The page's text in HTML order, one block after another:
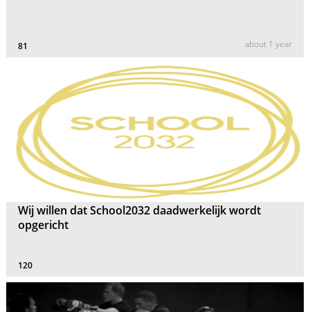
81 about 1 year
Wij willen dat School2032 daadwerkelijk wordt
opgericht
120